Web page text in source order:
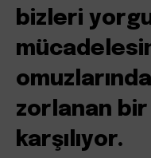
bizleri
zorlanan
karşılıyor.